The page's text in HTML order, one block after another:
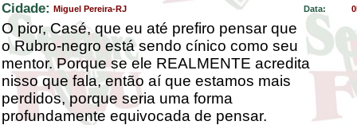
Cidade: Miguel Pereira-RJ Data:
O pior, Casé, que eu até prefiro pensar que
o Rubro-negro está sendo cínico como seu
mentor. Porque se ele REALMENTE acredita
nisso que fala, então aí que estamos mais
perdidos, porque seria uma forma
profundamente equivocada de pensar.